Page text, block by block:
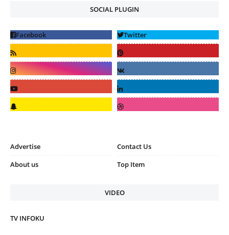
SOCIAL PLUGIN
Advertise
Contact Us
About us
Top Item
VIDEO
TV INFOKU